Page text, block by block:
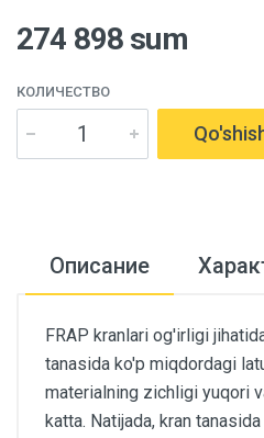
274 898 sum
КОЛИЧЕСТВО
Описание
FRAP kranlari og'irligi
tanasida ko'p miqdordagi
materialning zichligi yuqori
katta. Natijada, kran